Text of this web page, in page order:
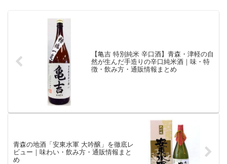
【亀吉 特別純米 辛口酒】青森・津軽の自
然が生んだ手造りの辛口純米酒｜味・特
徴・飲み方・通販情報まとめ
青森の地酒「安東水軍 大吟醸」を徹底レ
ビュー｜味わい・飲み方・通販情報まと
め